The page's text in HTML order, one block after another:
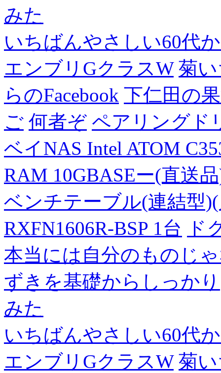
みた
いちばんやさしい60代
エンブリGクラスW 菊
らのFacebook 下仁田の
ご 何者ぞ ペアリングド
ベイNAS Intel ATOM
RAM 10GBASEー(直送
ベンチテーブル(連結型
RXFN1606R-BSP 1台
ド
本当には自分のものじ
ずきを基礎からしっかり
みた
いちばんやさしい60代
エンブリGクラスW 菊